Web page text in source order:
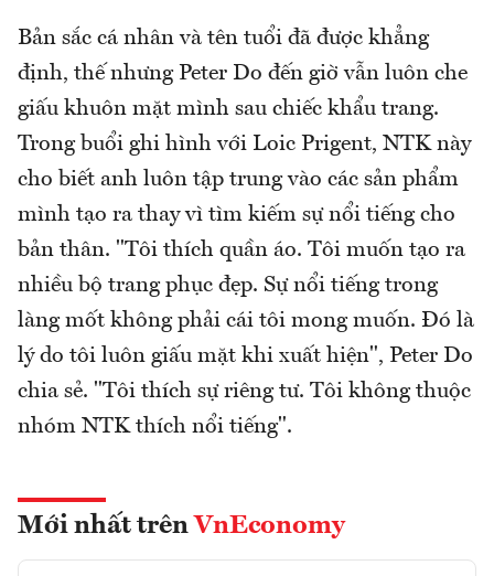
Bản sắc cá nhân và tên tuổi đã được khẳng
định, thế nhưng Peter Do đến giờ vẫn luôn che
giấu khuôn mặt mình sau chiếc khẩu trang.
Trong buổi ghi hình với Loic Prigent, NTK này
cho biết anh luôn tập trung vào các sản phẩm
mình tạo ra thay vì tìm kiếm sự nổi tiếng cho
bản thân. "Tôi thích quần áo. Tôi muốn tạo ra
nhiều bộ trang phục đẹp. Sự nổi tiếng trong
làng mốt không phải cái tôi mong muốn. Đó là
lý do tôi luôn giấu mặt khi xuất hiện", Peter Do
chia sẻ. "Tôi thích sự riêng tư. Tôi không thuộc
nhóm NTK thích nổi tiếng".
Mới nhất trên VnEconomy